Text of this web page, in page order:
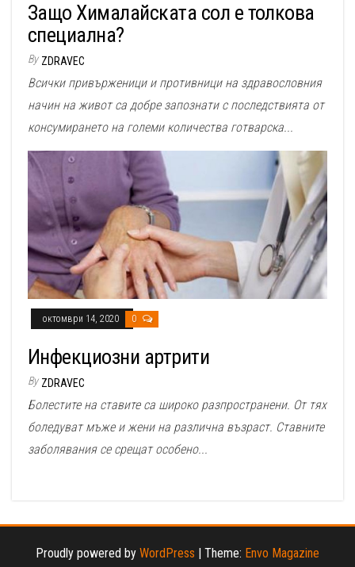
Защо Хималайската сол е толкова
специална?
By ZDRAVEC
Всички привърженици и противници на здравословния
начин на живот са добре запознати с последствията от
консумирането на големи количества готварска...
октомври 14, 2020 0
Инфекциозни артрити
By ZDRAVEC
Болестите на ставите са широко разпространени. От тях
боледуват мъже и жени на различна възраст. Ставните
заболявания се срещат особено...
Proudly powered by WordPress Theme: Envo Magazine